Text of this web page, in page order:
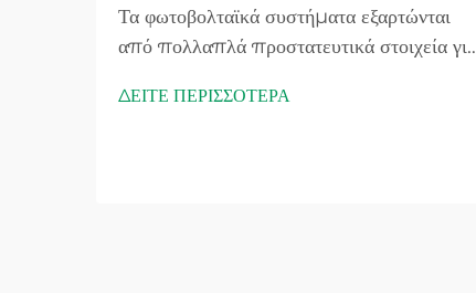
Τα φωτοβολταϊκά συστήματα εξαρτώνται
από πολλαπλά προστατευτικά στοιχεία για
αποτελεσματική λειτουργία τους, ενώ η
ΔΕΙΤΕ ΠΕΡΙΣΣΟΤΕΡΑ